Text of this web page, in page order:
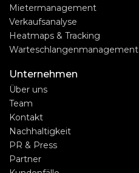
Mietermanagement
Verkaufsanalyse
Heatmaps & Tracking
Warteschlangenmanagement
Unternehmen
Über uns
Team
Kontakt
Nachhaltigkeit
PR & Press
Partner